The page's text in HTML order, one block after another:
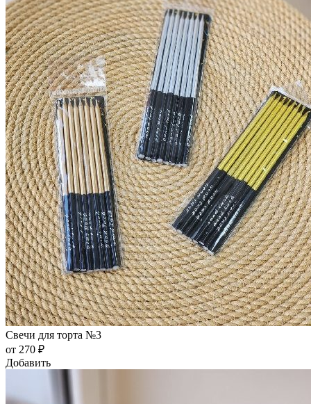
Свечи для торта №3
от 270 ₽
Добавить